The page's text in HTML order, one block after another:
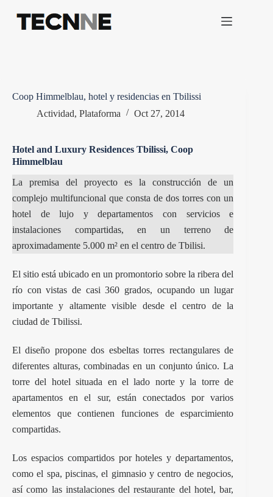
contenido
Coop Himmelblau, hotel y residencias en Tbilissi
Actividad, Plataforma Oct 27, 2014
Hotel and Luxury Residences Tbilissi, Coop
Himmelblau
La premisa del proyecto es la construcción de un
complejo multifuncional que consta de dos torres con un
hotel de lujo y departamentos con servicios e
instalaciones compartidas, en un terreno de
aproximadamente 5.000 m² en el centro de Tbilisi.
El sitio está ubicado en un promontorio sobre la ribera del
río con vistas de casi 360 grados, ocupando un lugar
importante y altamente visible desde el centro de la
ciudad de Tbilissi.
El diseño propone dos esbeltas torres rectangulares de
diferentes alturas, combinadas en un conjunto único. La
torre del hotel situada en el lado norte y la torre de
apartamentos en el sur, están conectados por varios
elementos que contienen funciones de esparcimiento
compartidas.
Los espacios compartidos por hoteles y departamentos,
como el spa, piscinas, el gimnasio y centro de negocios,
así como las instalaciones del restaurante del hotel, bar,